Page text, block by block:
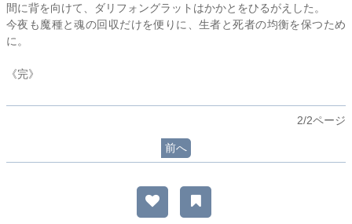
間に背を向けて、ダリフォングラットはかかとをひるがえした。
今夜も魔種と魂の回収だけを便りに、生者と死者の均衡を保つため
に。
《完》
2/2ページ
前へ